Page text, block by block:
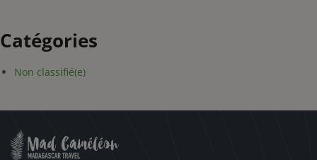
Catégories
Non classifié(e)